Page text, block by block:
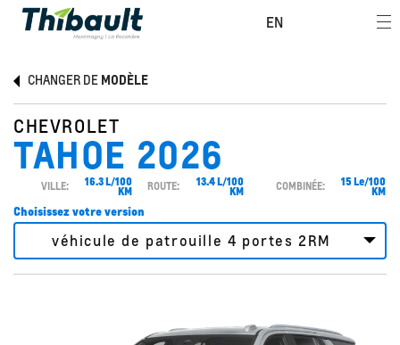
EN
CHANGER DE MODÈLE
CHEVROLET
TAHOE 2026
VILLE: 16.3 L/100
KM ROUTE: 13.4 L/100
KM COMBINÉE: 15 Le/100
KM
Choisissez votre version
véhicule de patrouille 4 portes 2RM